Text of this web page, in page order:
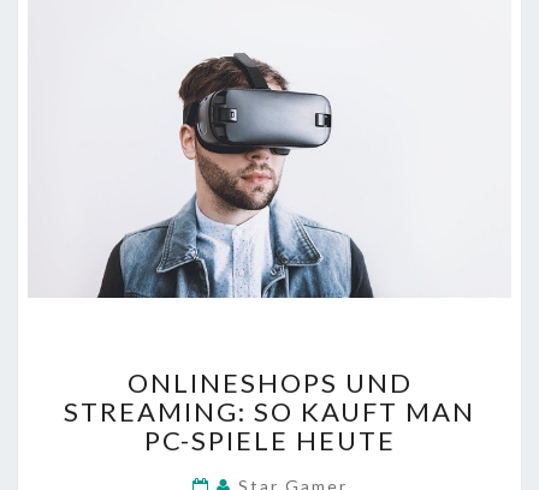
UND
STREAMING:
SO
ONLINESHOPS UND
STREAMING: SO KAUFT MAN
PC-SPIELE HEUTE